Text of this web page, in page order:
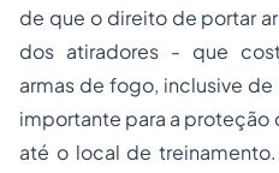
de que o direito de portar
dos atiradores - que
armas de fogo, inclusive
importante para a proteção
até o local de